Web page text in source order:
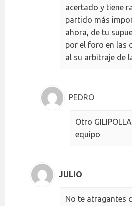
acertado y tiene
partido más
ahora, de tu
por el foro en las
al su arbitraje de
PEDRO
Otro
equipo
JULIO
No te atragantes